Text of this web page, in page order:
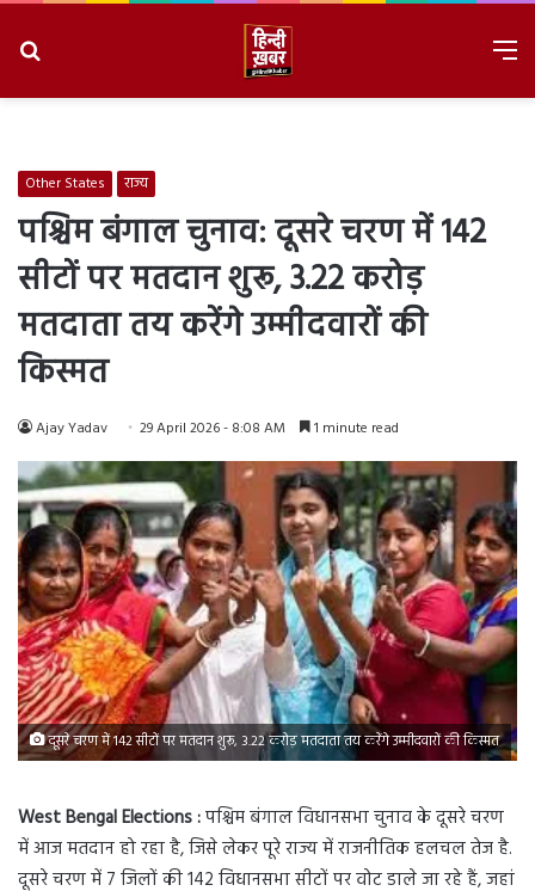
Other States राज्य
पश्चिम बंगाल चुनाव: दूसरे चरण में 142
सीटों पर मतदान शुरू, 3.22 करोड़
मतदाता तय करेंगे उम्मीदवारों की
किस्मत
Ajay Yadav 29 April 2026 - 8:08 AM 1 minute read
दूसरे चरण में 142 सीटों पर मतदान शुरू, 3.22 करोड़ मतदाता तय करेंगे उम्मीदवारों की किस्मत
West Bengal Elections :पश्चिम बंगाल विधानसभा चुनाव के दूसरे चरण
में आज मतदान हो रहा है, जिसे लेकर पूरे राज्य में राजनीतिक हलचल तेज है.
दूसरे चरण में 7 जिलों की 142 विधानसभा सीटों पर वोट डाले जा रहे हैं, जहां